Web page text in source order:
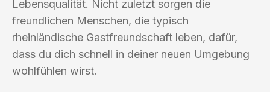
Lebensqualität. Nicht zuletzt sorgen die
freundlichen Menschen, die typisch
rheinländische Gastfreundschaft leben, dafür,
dass du dich schnell in deiner neuen Umgebung
wohlfühlen wirst.